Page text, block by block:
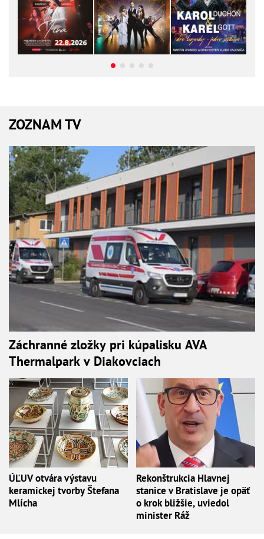
ZOZNAM TV
Záchranné zložky pri kúpalisku AVA
Thermalpark v Diakovciach
ÚĽUV otvára výstavu
keramickej tvorby Štefana
Mlícha
Rekonštrukcia Hlavnej
stanice v Bratislave je opäť
o krok bližšie, uviedol
minister Ráž